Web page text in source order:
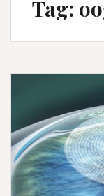
Tag: